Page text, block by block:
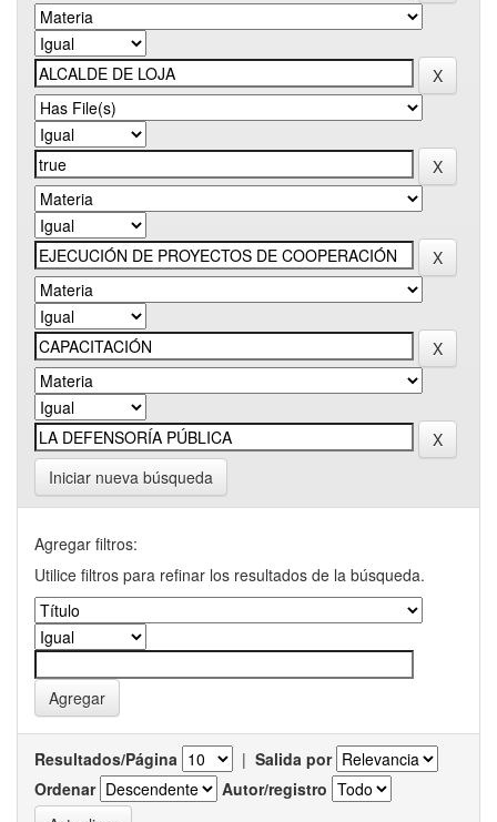
Iniciar nueva búsqueda
Agregar filtros:
Utilice filtros para refinar los resultados de la búsqueda.
Resultados/Página | Salida por
Ordenar
Autor/registro